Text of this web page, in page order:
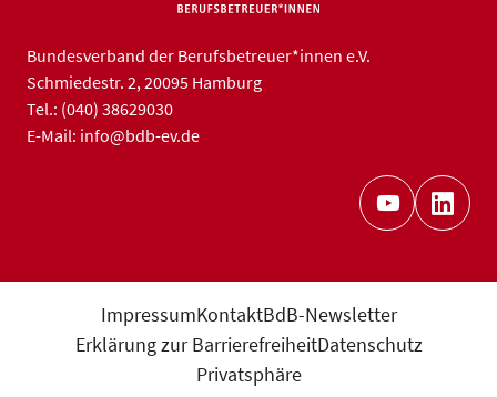
Bundesverband der Berufsbetreuer*innen e.V.
Schmiedestr. 2, 20095 Hamburg
Tel.: (040) 38629030
E-Mail: info@bdb-ev.de
ImpressumKontaktBdB-Newsletter
Erklärung zur BarrierefreiheitDatenschutz
Privatsphäre